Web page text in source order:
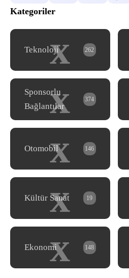
Kategoriler
x
Teknoloji 262
x
Sponsorlu
Bağlantılar
374
x
Otomobil 146
x
Kültür Sanat 19
x
Ekonomi 148